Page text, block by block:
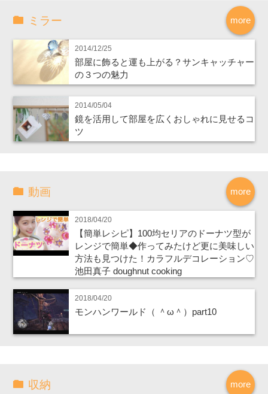
more
ミラー
2014/12/25
部屋に飾ると運も上がる？サンキャッチャー
の３つの魅力
2014/05/04
鏡を活用して部屋を広くおしゃれに見せるコ
ツ
more
動画
2018/04/20
【簡単レシピ】100均セリアのドーナツ型が
レンジで簡単◆作ってみたけど更に美味しい
方法も見つけた！カラフルデコレーション♡
池田真子 doughnut cooking
2018/04/20
モンハンワールド（ ＾ω＾）part10
more
収納